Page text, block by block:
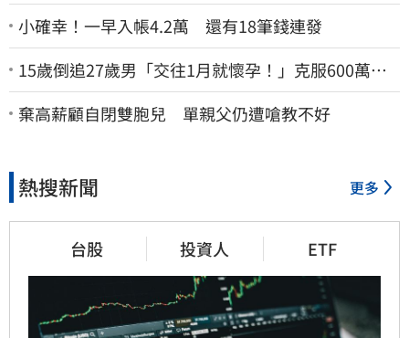
小確幸！一早入帳4.2萬 還有18筆錢連發
15歲倒追27歲男「交往1月就懷孕！」克服600萬債
務 36歲美魔女當阿嬤了
棄高薪顧自閉雙胞兒 單親父仍遭嗆教不好
熱搜新聞 更多
台股 投資人 ETF